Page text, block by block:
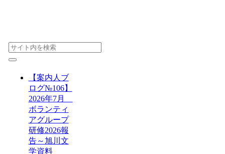
【案内人ブ
ログ№106】
2026年7月
ボランティ
アグループ
研修2026報
告～旭川文
学資料